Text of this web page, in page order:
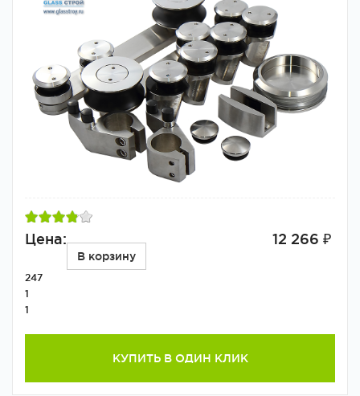
Цена: 12 266 ₽
В корзину
247
1
1
КУПИТЬ В ОДИН КЛИК